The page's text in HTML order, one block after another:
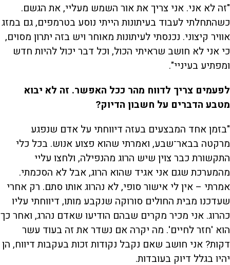
"זה לא אני. אני צריך את אור השמש מעליי, את הגשם.
כשהתחלתי לעבוד בעיתונות הייתי נוסע בטרמפים, גם במזג
אוויר קיצוני. נכנסתי לעיתונות מאוחר ויש בזה יתרון מסוים,
כי אני לא חושב שראיתי הכול, וכל דבר יכול להיות חדש
ומפתיע בעיניי".
לפעמים צריך לדווח מהר ככל האפשר. זה לא יבוא
מטבע הדברים על חשבון הדיוק?
"בזמן אחד המבצעים בעזה דיווחתי על אדם שנפגע
מרקטה בבאר־שבע, ואמרתי שהוא פצוע אנוש. בכל כלי
התקשורת כבר צוין שיש הרוג מהנפילה, ולחצו עליי
מהמערכת שגם אני אגיד שהוא הרוג, אבל לא הסכמתי.
אמרתי – אין לי אישור סופי, לא נהרוג אותו סתם. רק אחרי
שעדכנו מבית החולים סורוקה שנקבע מותו, דיווחתי עליו
כהרוג. אני מכיר מקרים שבהם הודיעו שאדם נהרג, ואחר כך
הוא 'חזר לחיים'. מה יקרה אם נשדר את זה בעוד עשר
דקות? אני חושב שאם נקבל נקודות זכות בעקבות דיווח, הן
יהיו בגלל דיוק בעובדות.